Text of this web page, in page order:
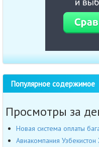
Популярное содержимое
Просмотры за
Новая система оплаты
Авиакомпания